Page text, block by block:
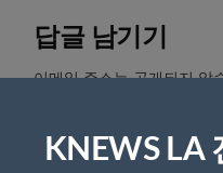
답글 남기기
이메일 주소는 공개되지 않
댓글 *
KNEWS LA